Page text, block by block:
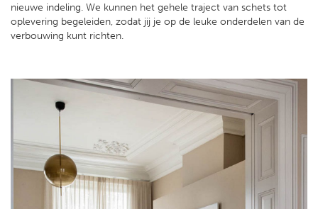
nieuwe indeling. We kunnen het gehele traject van schets tot
oplevering begeleiden, zodat jij je op de leuke onderdelen van de
verbouwing kunt richten.